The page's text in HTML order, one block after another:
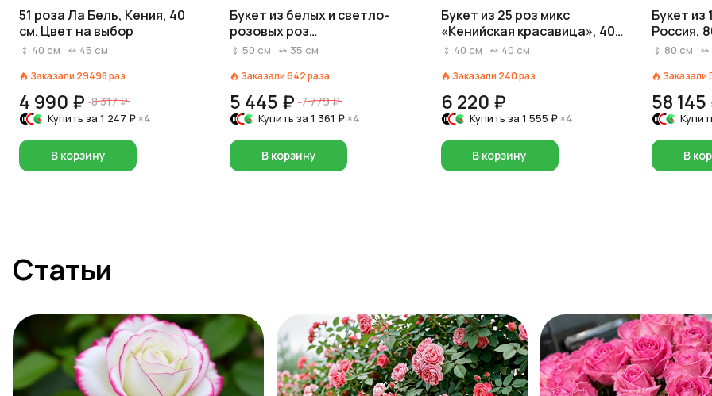
51 роза Ла Бель, Кения, 40
см. Цвет на выбор
40 см 45 см
Заказали 29498раз
4 990 ₽ 8 317 ₽
Купить за 1 247 ₽ ×4
В корзину
Букет из белых и светло-
розовых роз
«Прикосновение»
50 см 35 см
Заказали642раза
5 445 ₽ 7 779 ₽
Купить за1 361 ₽ ×4
В корзину
Букет из 25 роз микс
«Кенийская красавица», 40
см40 см 40 см
Заказали 240раз
6 220 ₽
Купить за 1 555 ₽ ×4
В корзину
Букет из
Россия,
80 см
Заказали
58
В
Статьи